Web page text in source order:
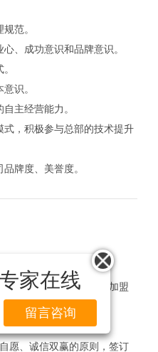
家在线
留言咨询
范。
、成功意识和品牌意识。
识。
主经营能力。
，积极参与总部的技术提升
牌度、美誉度。
观考察，有意者填写加盟
予明确答复。
、诚信双赢的原则，签订